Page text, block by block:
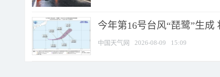
今年第16号台风“琵鹭”生
中国天气网 2026-08-09 15:09